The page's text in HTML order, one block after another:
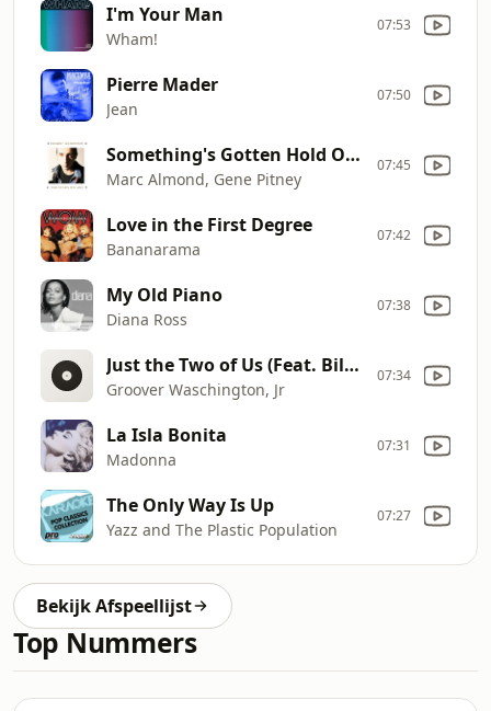
I'm Your Man
Wham!
07:53
Pierre Mader
Jean
07:50
Something's Gotten Hold Of My Heart
Marc Almond, Gene Pitney
07:45
Love in the First Degree
Bananarama
07:42
My Old Piano
Diana Ross
07:38
Just the Two of Us (Feat. Bill Withers)
Groover Waschington, Jr
07:34
La Isla Bonita
Madonna
07:31
The Only Way Is Up
Yazz and The Plastic Population
07:27
Bekijk Afspeellijst
Top Nummers